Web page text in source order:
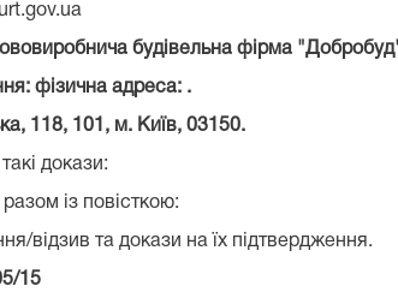
будівельна фірма
фізична адреса: .
118, 101, м. Київ, 03150.
докази:
із повісткою:
відзив та докази на їх підтвердження.
15